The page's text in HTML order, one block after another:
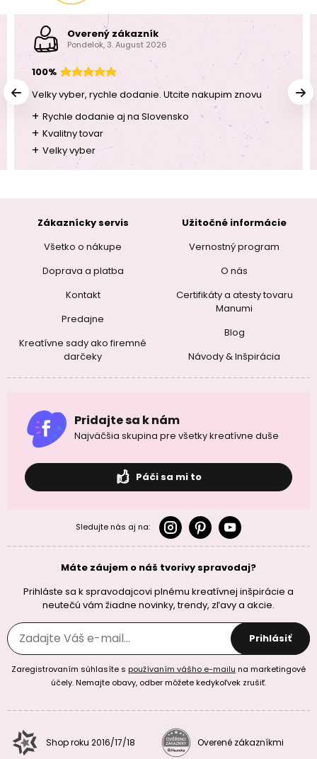
Overený zákazník
Pondelok, 3. August 2026
100%
Velky vyber, rychle dodanie. Utcite nakupim znovu
+ Rychle dodanie aj na Slovensko
+ Kvalitny tovar
+ Velky vyber
Zákaznícky servis
Všetko o nákupe
Doprava a platba
Kontakt
Predajne
Kreatívne sady ako firemné
darčeky
Užitočné informácie
Vernostný program
O nás
Certifikáty a atesty tovaru
Manumi
Blog
Návody & Inšpirácia
Pridajte sa k nám
Najväčšia skupina pre všetky kreatívne duše
Páči sa mi to
Sledujte nás aj na:
Máte záujem o náš tvorivy spravodaj?
Prihláste sa k spravodajcovi plnému kreatívnej inšpirácie a
neutečú vám žiadne novinky, trendy, zľavy a akcie.
Prihlásiť
Zaregistrovaním súhlasíte s používaním vášho e-mailu na marketingové
účely. Nemajte obavy, odber môžete kedykoľvek zrušiť.
Shop roku 2016/17/18 Overené zákazníkmi